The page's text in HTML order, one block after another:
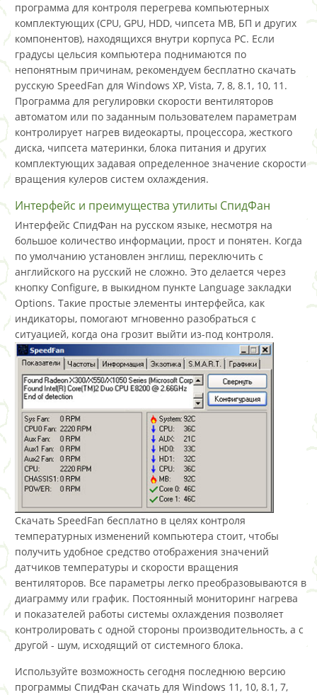
программа для контроля перегрева компьютерных
комплектующих (CPU, GPU, HDD, чипсета MB, БП и других
компонентов), находящихся внутри корпуса PC. Если
градусы цельсия компьютера поднимаются по
непонятным причинам, рекомендуем бесплатно скачать
русскую SpeedFan для Windows XP, Vista, 7, 8, 8.1, 10, 11.
Программа для регулировки скорости вентиляторов
автоматом или по заданным пользователем параметрам
контролирует нагрев видеокарты, процессора, жесткого
диска, чипсета материнки, блока питания и других
комплектующих задавая определенное значение скорости
вращения кулеров систем охлаждения.
Интерфейс и преимущества утилиты СпидФан
Интерфейс СпидФан на русском языке, несмотря на
большое количество информации, прост и понятен. Когда
по умолчанию установлен энглиш, переключить с
английского на русский не сложно. Это делается через
кнопку Configure, в выкидном пункте Language закладки
Options. Такие простые элементы интерфейса, как
индикаторы, помогают мгновенно разобраться с
ситуацией, когда она грозит выйти из-под контроля.
Скачать SpeedFan бесплатно в целях контроля
температурных изменений компьютера стоит, чтобы
получить удобное средство отображения значений
датчиков температуры и скорости вращения
вентиляторов. Все параметры легко преобразовываются в
диаграмму или график. Постоянный мониторинг нагрева
и показателей работы системы охлаждения позволяет
контролировать с одной стороны производительность, а с
другой - шум, исходящий от системного блока.
Используйте возможность сегодня последнюю версию
программы СпидФан скачать для Windows 11, 10, 8.1, 7,